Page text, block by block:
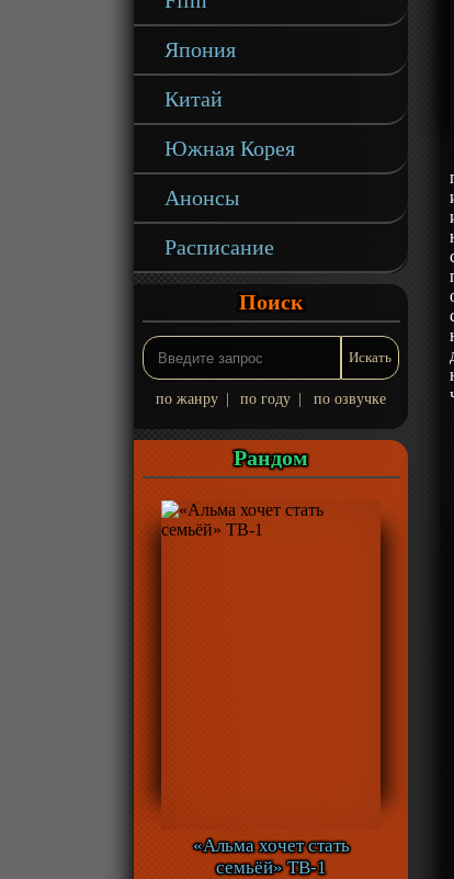
Япония
Китай
Южная Корея
Анонсы
Расписание
Поиск
по жанру по году по озвучке
Рандом
«Альма хочет стать
семьёй» ТВ-1